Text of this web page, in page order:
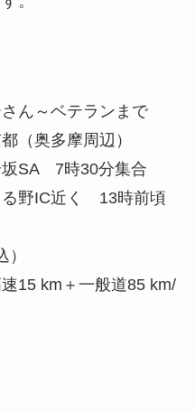
ん～ベテランまで
（奥多摩周辺）
SA 7時30分集合
野IC近く 13時前頃
15 km＋一般道85 km/